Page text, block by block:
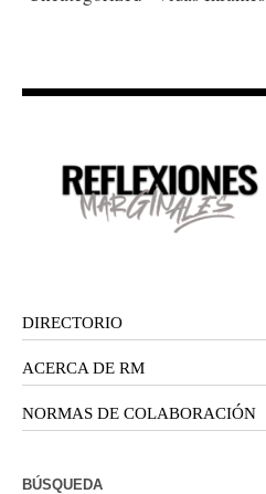
DIRECTORIO
ACERCA DE RM
NORMAS DE COLABORACIÓN
BÚSQUEDA